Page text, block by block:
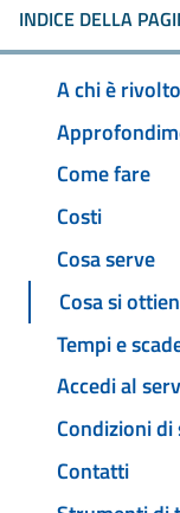
INDICE DELLA
A chi è rivolto
Come fare
Costi
Cosa serve
Cosa si
Tempi e
Accedi al
Condizioni di
Contatti